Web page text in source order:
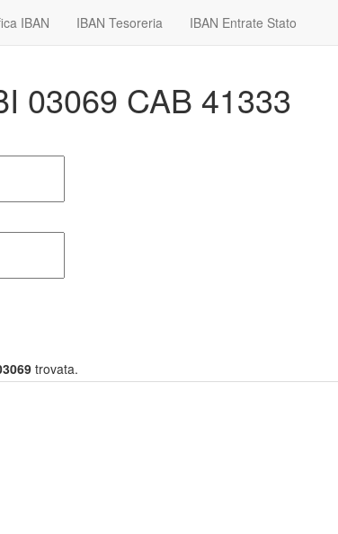
IBAN IBAN Tesoreria IBAN Entrate Stato
03069 CAB 41333
trovata.